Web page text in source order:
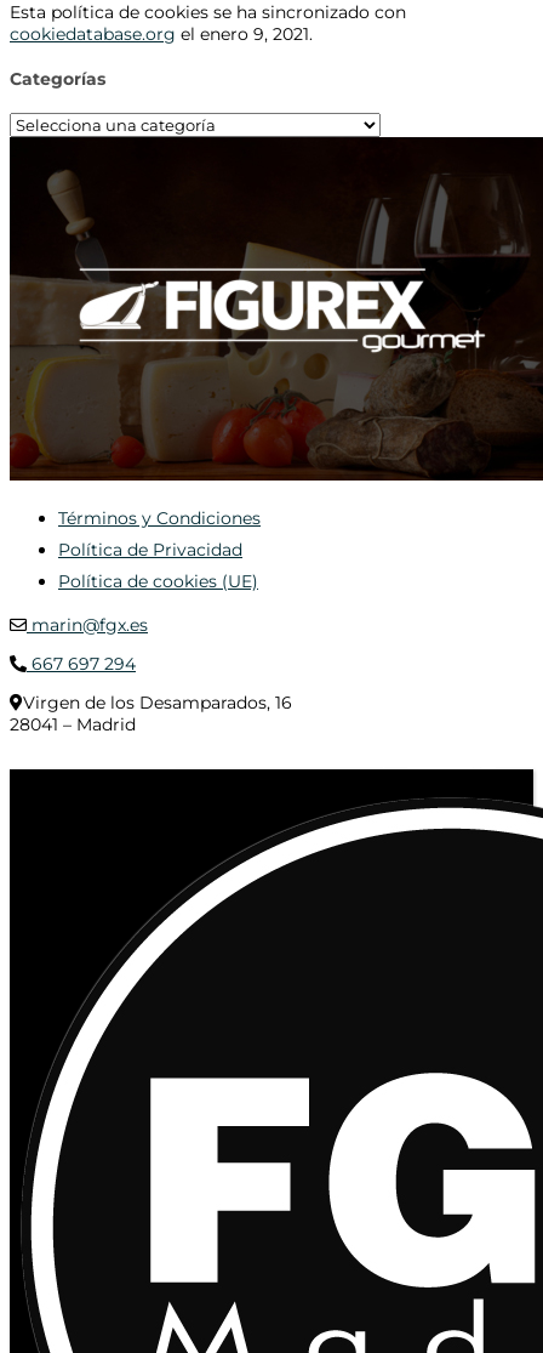
Esta política de cookies se ha sincronizado con
cookiedatabase.org el enero 9, 2021.
Categorías
Términos y Condiciones
Política de Privacidad
Política de cookies (UE)
marin@fgx.es
667 697 294
Virgen de los Desamparados, 16
28041 – Madrid